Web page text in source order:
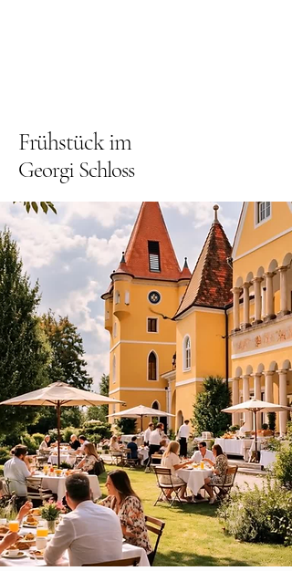
Frühstück im
Georgi Schloss